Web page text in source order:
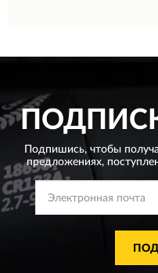
Подпишись, чтобы
предложениях,